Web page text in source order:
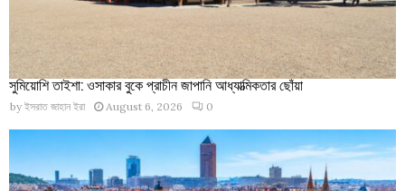
সুমিয়োশি তাইশা: ওসাকার বুকে প্রাচীন জাপানি আধ্যাত্মিকতার ছোঁয়া
by ইসরাত জাহান ইরা August 6, 2026 0